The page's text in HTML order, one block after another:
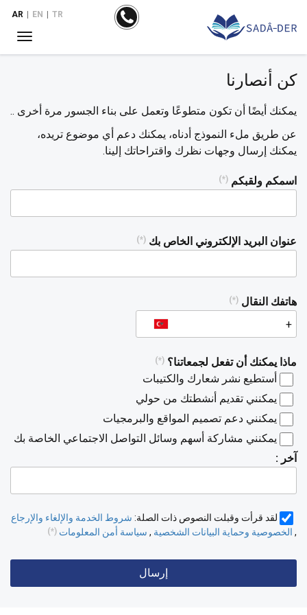
TR
EN
AR
كن أنصارنا
يمكنك أيضًا أن تكون متطوعًا وتعمل على بناء الجسور مرة أخرى ..
عن طريق ملء النموذج أدناه، يمكنك دعم أي موضوع تريده،
يمكنك إرسال وجهات نظرك واقتراحاتك إلينا.
اسمكم ولقبكم (*)
عنوان البريد الإلكتروني الخاص بك (*)
هاتفك النقال (*)
ماذا يمكنك أن تفعل لجمعاتنا؟ (*)
أستطيع نشر شعارك والكتيبات
يمكنني تقديم أنشطتك من حولي
يمكنني دعم تصميم المواقع والبرمجيات
يمكنني مشاركة أسهم وسائل التواصل الاجتماعي الخاصة بك
آخر :
لقد قرأت وقبلت النصوص ذات الصلة: شروط الخدمة والإلغاء والإرجاع
, الخصوصية وحماية البيانات الشخصية , سياسة أمن المعلومات (*)